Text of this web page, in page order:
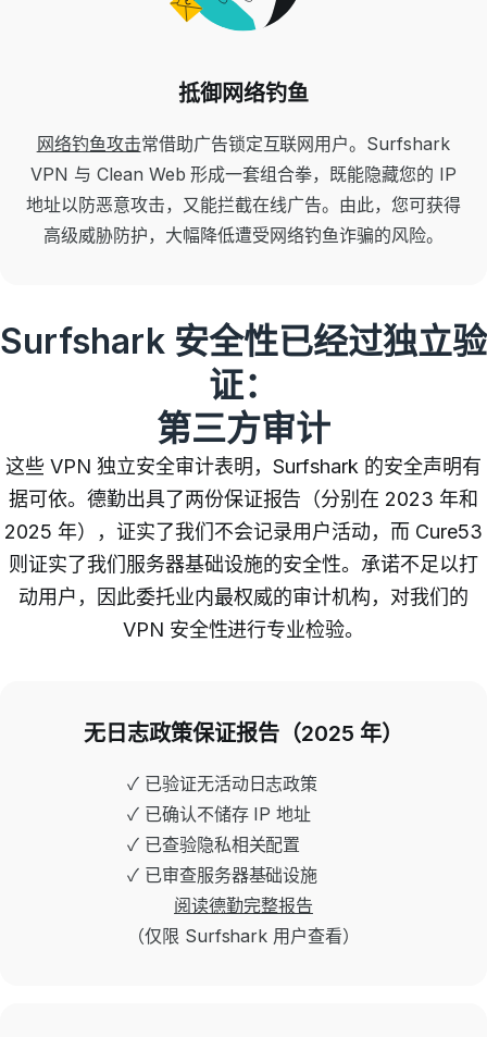
抵御网络钓鱼
网络钓鱼攻击常借助广告锁定互联网用户。Surfshark
VPN 与 Clean Web 形成一套组合拳，既能隐藏您的 IP
地址以防恶意攻击，又能拦截在线广告。由此，您可获得
高级威胁防护，大幅降低遭受网络钓鱼诈骗的风险。
Surfshark 安全性已经过独立验
证：
第三方审计
这些 VPN 独立安全审计表明，Surfshark 的安全声明有
据可依。德勤出具了两份保证报告（分别在 2023 年和
2025 年），证实了我们不会记录用户活动，而 Cure53
则证实了我们服务器基础设施的安全性。承诺不足以打
动用户，因此委托业内最权威的审计机构，对我们的
VPN 安全性进行专业检验。
无日志政策保证报告（2025 年）
✓ 已验证无活动日志政策
✓ 已确认不储存 IP 地址
✓ 已查验隐私相关配置
✓ 已审查服务器基础设施
阅读德勤完整报告
（仅限 Surfshark 用户查看）